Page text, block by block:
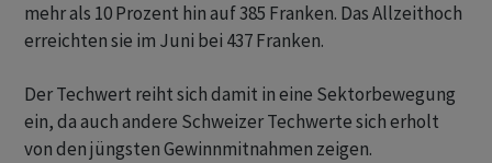
mehr als 10 Prozent hin auf 385 Franken. Das Allzeithoch
erreichten sie im Juni bei 437 Franken.
Der Techwert reiht sich damit in eine Sektorbewegung
ein, da auch andere Schweizer Techwerte sich erholt
von den jüngsten Gewinnmitnahmen zeigen.